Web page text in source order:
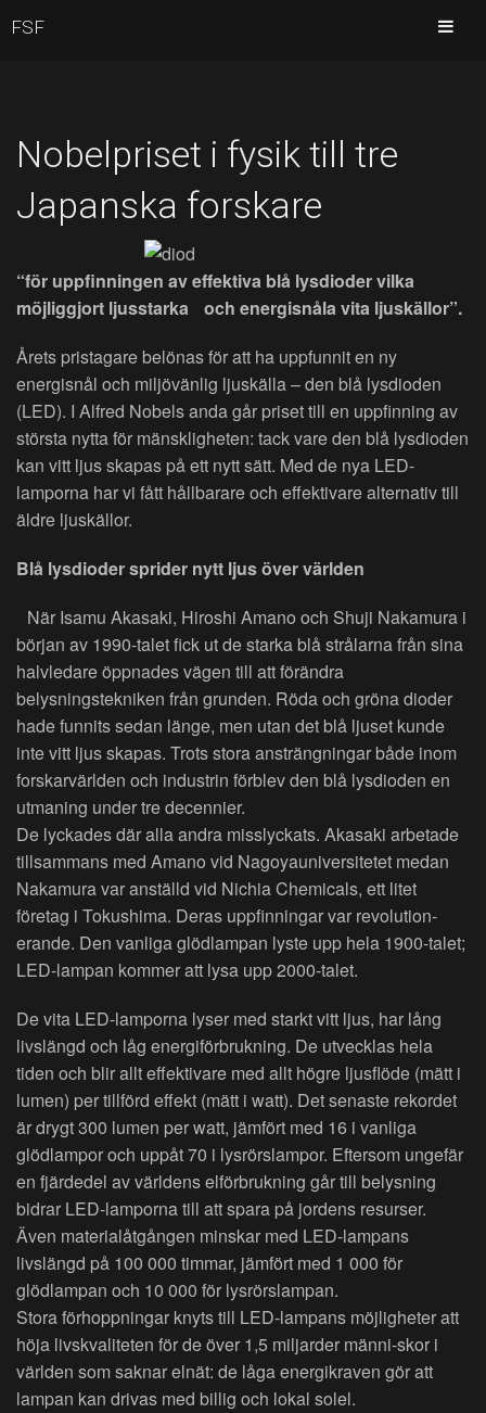
Nobelpriset i fysik till tre
Japanska forskare
“för uppfinningen av effektiva blå lysdioder vilka
möjliggjort ljusstarka och energisnåla vita ljuskällor”.
Årets pristagare belönas för att ha uppfunnit en ny
energisnål och miljövänlig ljuskälla – den blå lysdioden
(LED). I Alfred Nobels anda går priset till en uppfinning av
största nytta för mänskligheten: tack vare den blå lysdioden
kan vitt ljus skapas på ett nytt sätt. Med de nya LED-
lamporna har vi fått hållbarare och effektivare alternativ till
äldre ljuskällor.
Blå lysdioder sprider nytt ljus över världen
När Isamu Akasaki, Hiroshi Amano och Shuji Nakamura i
början av 1990-talet fick ut de starka blå strålarna från sina
halvledare öppnades vägen till att förändra
belysningstekniken från grunden. Röda och gröna dioder
hade funnits sedan länge, men utan det blå ljuset kunde
inte vitt ljus skapas. Trots stora ansträngningar både inom
forskarvärlden och industrin förblev den blå lysdioden en
utmaning under tre decennier.
De lyckades där alla andra misslyckats. Akasaki arbetade
tillsammans med Amano vid Nagoyauniversitetet medan
Nakamura var anställd vid Nichia Chemicals, ett litet
företag i Tokushima. Deras uppfinningar var revolution-
erande. Den vanliga glödlampan lyste upp hela 1900-talet;
LED-lampan kommer att lysa upp 2000-talet.
De vita LED-lamporna lyser med starkt vitt ljus, har lång
livslängd och låg energiförbrukning. De utvecklas hela
tiden och blir allt effektivare med allt högre ljusflöde (mätt i
lumen) per tillförd effekt (mätt i watt). Det senaste rekordet
är drygt 300 lumen per watt, jämfört med 16 i vanliga
glödlampor och uppåt 70 i lysrörslampor. Eftersom ungefär
en fjärdedel av världens elförbrukning går till belysning
bidrar LED-lamporna till att spara på jordens resurser.
Även materialåtgången minskar med LED-lampans
livslängd på 100 000 timmar, jämfört med 1 000 för
glödlampan och 10 000 för lysrörslampan.
Stora förhoppningar knyts till LED-lampans möjligheter att
höja livskvaliteten för de över 1,5 miljarder männi-skor i
världen som saknar elnät: de låga energikraven gör att
lampan kan drivas med billig och lokal solel.
FSF